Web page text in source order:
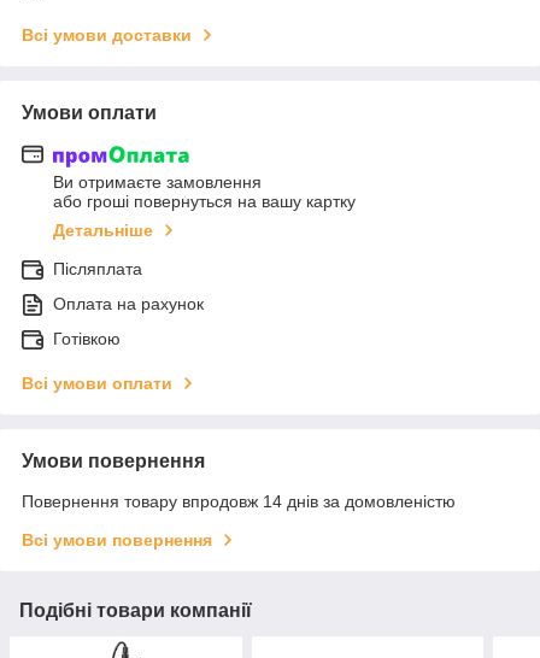
Всі умови доставки
Умови оплати
Ви отримаєте замовлення
або гроші повернуться на вашу картку
Детальніше
Післяплата
Оплата на рахунок
Готівкою
Всі умови оплати
Умови повернення
Повернення товару впродовж 14 днів за домовленістю
Всі умови повернення
Подібні товари компанії